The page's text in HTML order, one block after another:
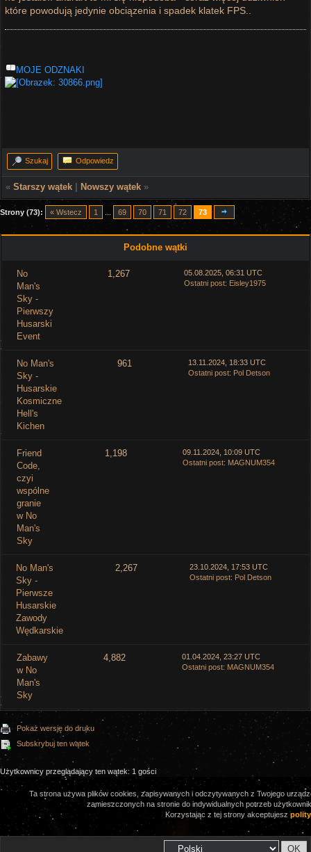
które powodują jedynie obciązenia i spadek klatek FPS..
MOJE ODZNAKI
Szukaj Odpowiedz
« Starszy wątek | Nowszy wątek »
Strony (73): « Wstecz 1 69 70 71 72 73
Podobne wątki
No
Man's
Sky -
Pierwszy
Husarski
Event
1,267
05.08.2025, 06:31 UTC
Ostatni post: Eisley1975
No Man's
Sky -
Husarskie
Kosmiczne
Hell's
Kichen
961
13.11.2024, 18:33 UTC
Ostatni post: Pol Detson
Friend
Code,
czyi
wspólne
granie
w No
Man's
Sky
1,198
09.11.2024, 10:09 UTC
Ostatni post: MAGNUM354
No Man's
Sky -
Pierwsze
Husarskie
Zawody
Wędkarskie
2,267
23.10.2024, 17:53 UTC
Ostatni post: Pol Detson
Zabawy
w No
Man's
Sky
4,882
01.04.2024, 23:27 UTC
Ostatni post: MAGNUM354
Pokaż wersję do druku
Subskrybuj ten wątek
Użytkownicy przeglądający ten wątek: 1 gości
Ta strona używa plików cookies, zapisywanych i odczytywanych z Twojego
zamieszczonych na stronie do indywidualnych potrzeb
Korzystając z tej strony akceptujesz